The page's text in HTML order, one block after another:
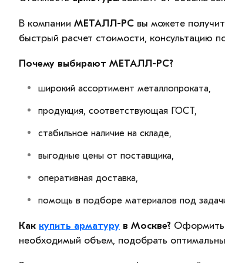
В компании МЕТАЛЛ-РС вы можете
быстрый расчет стоимости, консультацию
Почему выбирают МЕТАЛЛ-РС?
широкий ассортимент металлопроката,
продукция, соответствующая ГОСТ,
стабильное наличие на складе,
выгодные цены от поставщика,
оперативная доставка,
помощь в подборе материалов под
Как купить арматуру в Москве? Оформить
необходимый объем, подобрать